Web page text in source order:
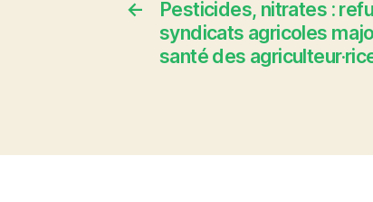
←
Pesticides, nitrates :
syndicats agricoles
santé des